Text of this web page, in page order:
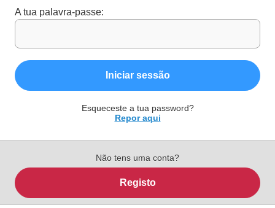
A tua palavra-passe:
Iniciar sessão
Esqueceste a tua password?
Repor aqui
Não tens uma conta?
Registo